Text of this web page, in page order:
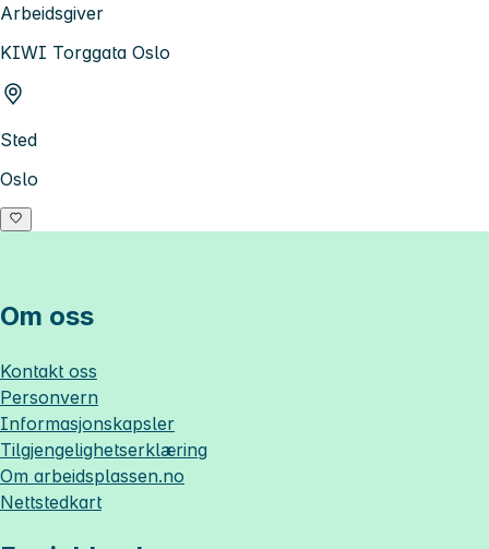
Arbeidsgiver
KIWI Torggata Oslo
Sted
Oslo
Om oss
Kontakt oss
Personvern
Informasjonskapsler
Tilgjengelighetserklæring
Om arbeidsplassen.no
Nettstedkart